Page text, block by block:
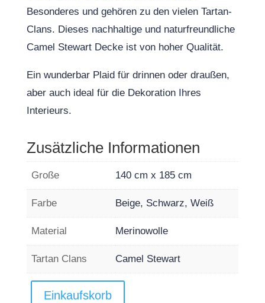
Besonderes und gehören zu den vielen Tartan-
Clans. Dieses nachhaltige und naturfreundliche
Camel Stewart Decke ist von hoher Qualität.
Ein wunderbar Plaid für drinnen oder draußen,
aber auch ideal für die Dekoration Ihres
Interieurs.
Zusätzliche Informationen
Große 140 cm x 185 cm
Farbe Beige, Schwarz, Weiß
Material Merinowolle
Tartan Clans Camel Stewart
Einkaufskorb